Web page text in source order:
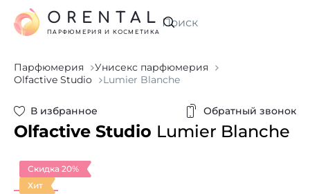
Искать
ORENTAL
ПАРФЮМЕРИЯ И КОСМЕТИКА
Парфюмерия
Унисекс парфюмерия
Olfactive Studio
Lumier Blanche
В избранное Обратный звонок
Olfactive Studio Lumier Blanche
Скидка 20%
Хит